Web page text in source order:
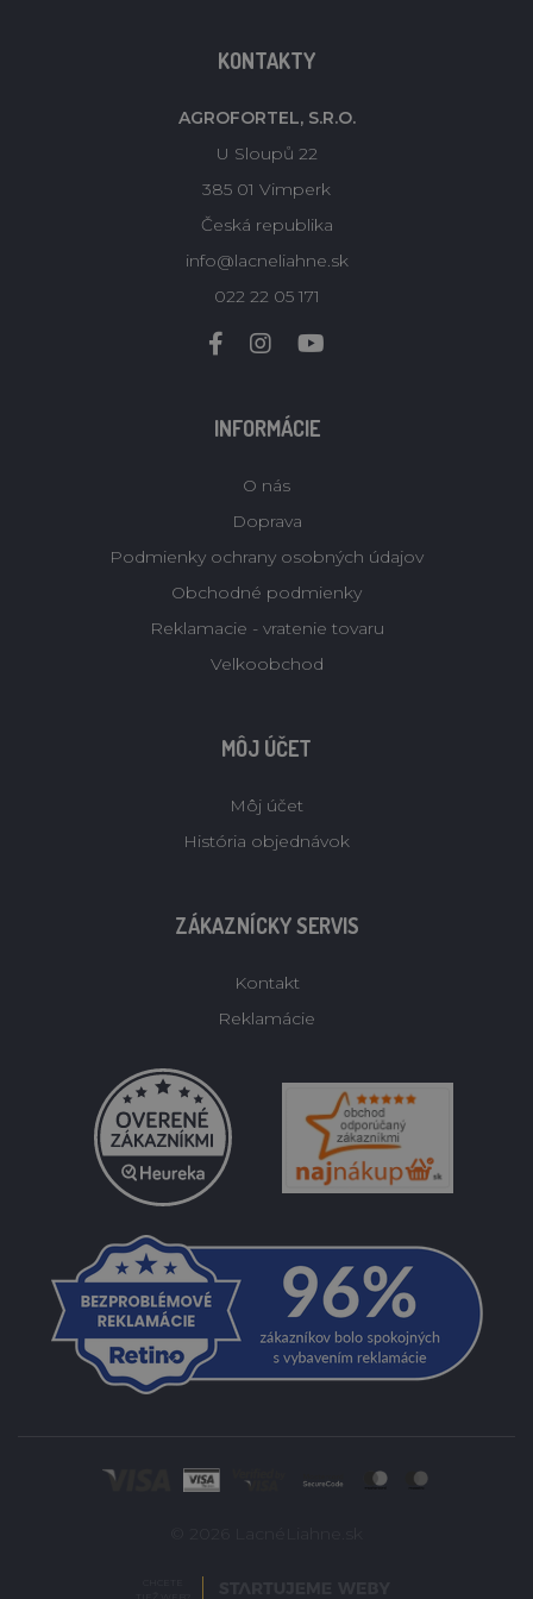
KONTAKTY
AGROFORTEL, S.R.O.
U Sloupů 22
385 01 Vimperk
Česká republika
info@lacneliahne.sk
022 22 05 171
INFORMÁCIE
O nás
Doprava
Podmienky ochrany osobných údajov
Obchodné podmienky
Reklamacie - vratenie tovaru
Velkoobchod
MÔJ ÚČET
Môj účet
História objednávok
ZÁKAZNÍCKY SERVIS
Kontakt
Reklamácie